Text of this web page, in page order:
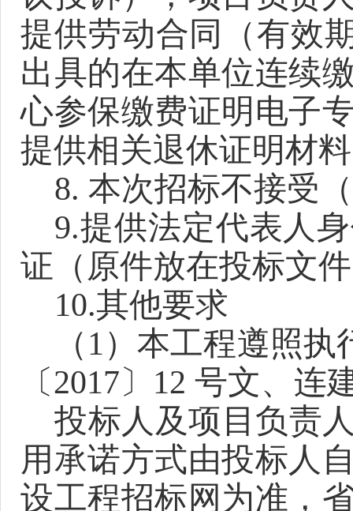
提供劳动合同（有效
出具的在本单位连续
心参保缴费证明电子
提供相关退休证明材
8. 本次招标不接受
9.提供法定代表人
证（原件放在投标文
10.其他要求
（1）本工程遵照执
〔2017〕12 号文、连
投标人及项目负责
用承诺方式由投标人
设工程招标网为准，